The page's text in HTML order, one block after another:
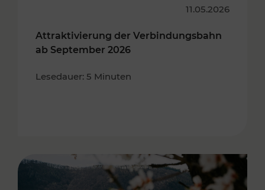
11.05.2026
Attraktivierung der Verbindungsbahn
ab September 2026
Lesedauer: 5 Minuten